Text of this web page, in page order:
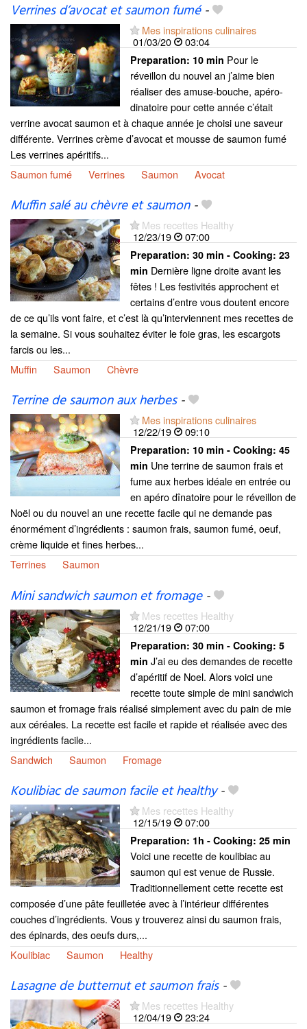
Verrines d’avocat et saumon fumé-
Mes inspirations culinaires
01/03/20
03:04
Preparation: 10 min Pour le
réveillon du nouvel an j’aime bien
réaliser des amuse-bouche, apéro-
dinatoire pour cette année c’était
verrine avocat saumon et à chaque année je choisi une saveur
différente. Verrines crème d’avocat et mousse de saumon fumé
Les verrines apéritifs...
Saumon fumé
Verrines Saumon Avocat
Muffin salé au chèvre et saumon-
Mes recettes Healthy
12/23/19
07:00
Preparation: 30 min - Cooking: 23
min Dernière ligne droite avant les
fêtes ! Les festivités approchent et
certains d’entre vous doutent encore
de ce qu’ils vont faire, et c’est là qu’interviennent mes recettes de
la semaine. Si vous souhaitez éviter le foie gras, les escargots
farcis ou les...
Muffin
Saumon Chèvre
Terrine de saumon aux herbes-
Mes inspirations culinaires
12/22/19
09:10
Preparation: 10 min - Cooking: 45
min Une terrine de saumon frais et
fume aux herbes idéale en entrée ou
en apéro dînatoire pour le réveillon de
Noël ou du nouvel an une recette facile qui ne demande pas
énormément d’ingrédients : saumon frais, saumon fumé, oeuf,
crème liquide et fines herbes...
Terrines
Saumon
Mini sandwich saumon et fromage-
Mes recettes Healthy
12/21/19
07:00
Preparation: 30 min - Cooking: 5
min J’ai eu des demandes de recette
d’apéritif de Noel. Alors voici une
recette toute simple de mini sandwich
saumon et fromage frais réalisé simplement avec du pain de mie
aux céréales. La recette est facile et rapide et réalisée avec des
ingrédients facile...
Sandwich
Saumon Fromage
Koulibiac de saumon facile et healthy-
Mes recettes Healthy
12/15/19
07:00
Preparation: 1h - Cooking: 25 min
Voici une recette de koulibiac au
saumon qui est venue de Russie.
Traditionnellement cette recette est
composée d’une pâte feuilletée avec à l’intérieur différentes
couches d’ingrédients. Vous y trouverez ainsi du saumon frais,
des épinards, des oeufs durs,...
Koulibiac
Saumon Healthy
Lasagne de butternut et saumon frais-
Mes recettes Healthy
12/04/19
23:24